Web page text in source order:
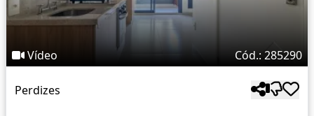
Vídeo Cód.: 285290
Perdizes